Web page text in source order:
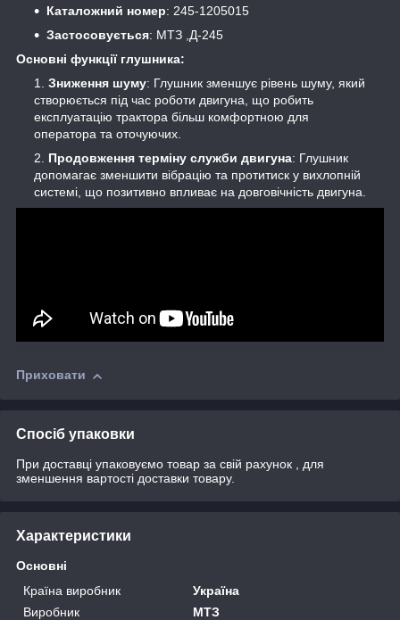
Каталожний номер: 245-1205015
Застосовується: МТЗ ,Д-245
Основні функції глушника:
Зниження шуму: Глушник зменшує рівень шуму, який
створюється під час роботи двигуна, що робить
експлуатацію трактора більш комфортною для
оператора та оточуючих.
Продовження терміну служби двигуна: Глушник
допомагає зменшити вібрацію та протитиск у вихлопній
системі, що позитивно впливає на довговічність двигуна.
Приховати
Спосіб упаковки
При доставці упаковуємо товар за свій рахунок , для
зменшення вартості доставки товару.
Характеристики
Основні
Країна виробник
Україна
Виробник
МТЗ